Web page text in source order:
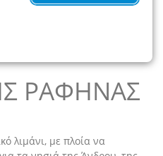
ΡΑΦΗΝΑΣ
λιμάνι, με πλοία να